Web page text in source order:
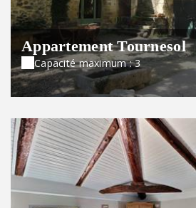
Appartement Tournesol
Capacité maximum : 3